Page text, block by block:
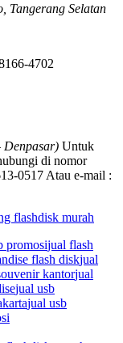
Tangerang Selatan
4702
Denpasar) Untuk
di nomor
0517 Atau e-mail :
flashdisk murah
promosijual flash
flash diskjual
kantorjual
jual usb
jual usb